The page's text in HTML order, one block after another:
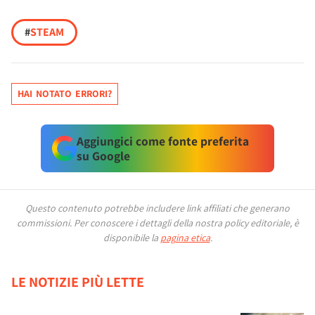
#STEAM
HAI NOTATO ERRORI?
Aggiungici come fonte preferita
su Google
Questo contenuto potrebbe includere link affiliati che generano
commissioni. Per conoscere i dettagli della nostra policy editoriale, è
disponibile la pagina etica.
LE NOTIZIE PIÙ LETTE